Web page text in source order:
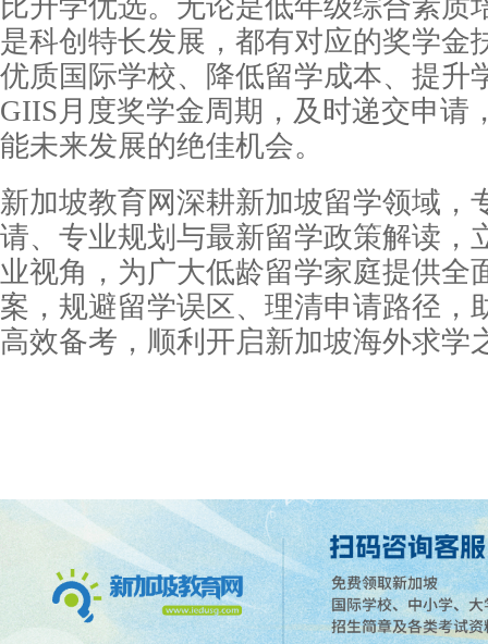
比升学优选。无论是低年级综合素质
是科创特长发展，都有对应的奖学金
优质国际学校、降低留学成本、提升
GIIS月度奖学金周期，及时递交申请
能未来发展的绝佳机会。
新加坡教育网深耕新加坡留学领域，
请、专业规划与最新留学政策解读，
业视角，为广大低龄留学家庭提供全
案，规避留学误区、理清申请路径，
高效备考，顺利开启新加坡海外求学